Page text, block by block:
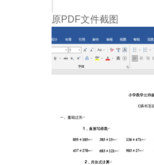
原PDF文件截图